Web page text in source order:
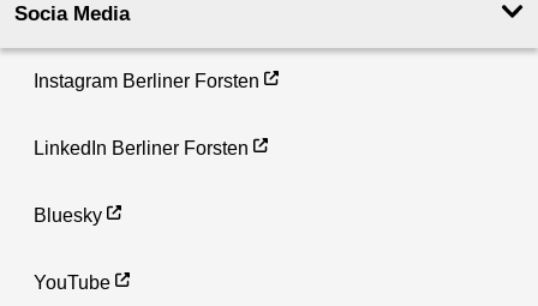
Socia Media
Instagram Berliner Forsten
LinkedIn Berliner Forsten
Bluesky
YouTube